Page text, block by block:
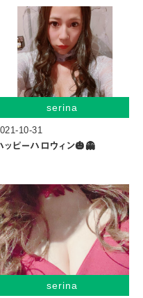
serina
10-31
ッピーハロウィン🎃👻
serina